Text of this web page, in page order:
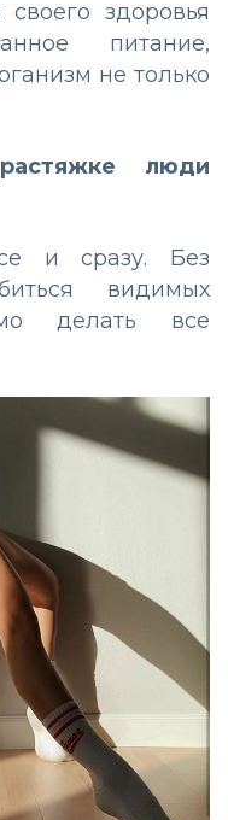
здоровья
питание,
не только
люди
и сразу. Без
видимых
делать все